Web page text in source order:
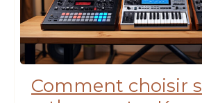
Comment choisir